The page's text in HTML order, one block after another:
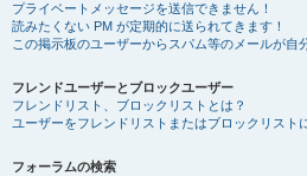
プライベートメッセージを送信できません！
読みたくない PM が定期的に送られてきます！
この掲示板のユーザーからスパム等のメールが自
フレンドユーザーとブロックユーザー
フレンドリスト、ブロックリストとは？
ユーザーをフレンドリストまたはブロックリスト
フォーラムの検索